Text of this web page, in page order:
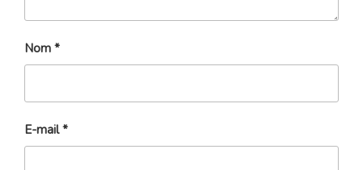
Nom *
E-mail*